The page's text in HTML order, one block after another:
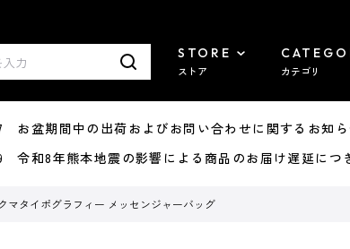
STORE
ストア カテゴリ
盆期間中の出荷およびお問い合わせに関するお知ら
和8年熊本地震の影響による商品のお届け遅延につ
マタイポグラフィー メッセンジャーバッグ